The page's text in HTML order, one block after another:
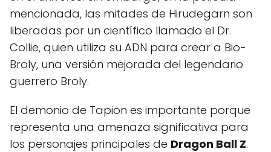
mencionada, las mitades de Hirudegarn son
liberadas por un científico llamado el Dr.
Collie, quien utiliza su ADN para crear a Bio-
Broly, una versión mejorada del legendario
guerrero Broly.
El demonio de Tapion es importante porque
representa una amenaza significativa para
los personajes principales de Dragon Ball Z.